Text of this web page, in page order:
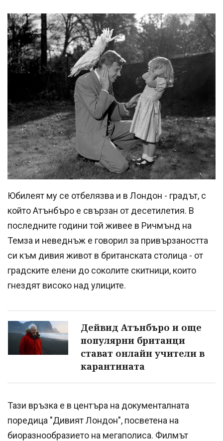
Юбилеят му се отбелязва и в Лондон - градът, с
който Атънбъро е свързан от десетилетия. В
последните години той живее в Ричмънд на
Темза и неведнъж е говорил за привързаността
си към дивия живот в британската столица - от
градските елени до соколите скитници, които
гнездят високо над улиците.
Дейвид Атънбъро и още
популярни британци
стават онлайн учители в
карантината
Тази връзка е в центъра на документалната
поредица "Дивият Лондон", посветена на
биоразнообразието на мегаполиса. Филмът